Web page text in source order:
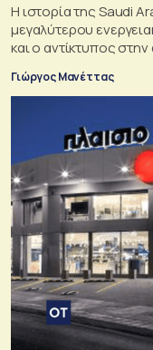
Η ιστορία της Saudi
μεγαλύτερου
και ο αντίκτυπος
Γιώργος Μανέττας